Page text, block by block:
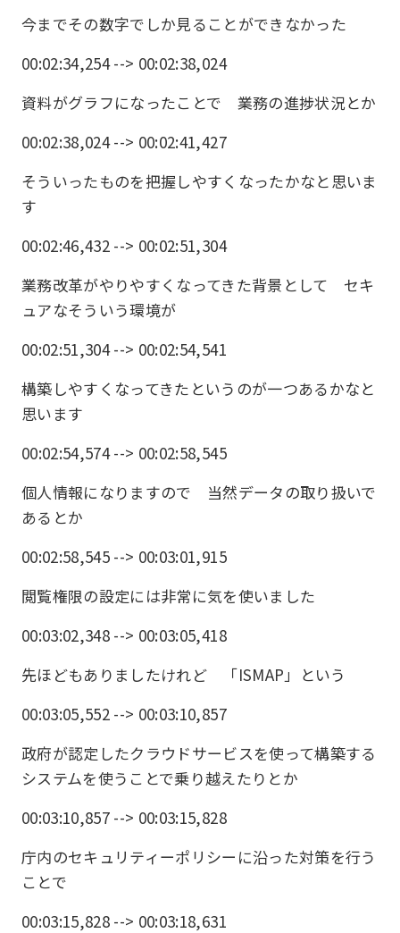
今までその数字でしか見ることができなかった
00:02:34,254 --> 00:02:38,024
資料がグラフになったことで 業務の進捗状況とか
00:02:38,024 --> 00:02:41,427
そういったものを把握しやすくなったかなと思いま
す
00:02:46,432 --> 00:02:51,304
業務改革がやりやすくなってきた背景として セキ
ュアなそういう環境が
00:02:51,304 --> 00:02:54,541
構築しやすくなってきたというのが一つあるかなと
思います
00:02:54,574 --> 00:02:58,545
個人情報になりますので 当然データの取り扱いで
あるとか
00:02:58,545 --> 00:03:01,915
閲覧権限の設定には非常に気を使いました
00:03:02,348 --> 00:03:05,418
先ほどもありましたけれど 「ISMAP」という
00:03:05,552 --> 00:03:10,857
政府が認定したクラウドサービスを使って構築する
システムを使うことで乗り越えたりとか
00:03:10,857 --> 00:03:15,828
庁内のセキュリティーポリシーに沿った対策を行う
ことで
00:03:15,828 --> 00:03:18,631